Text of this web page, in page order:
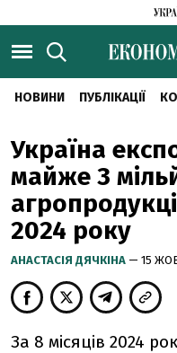
НОВИНИ ПУБЛІКАЦІЇ
Україна
майже 3
2024 року
АНАСТАСІЯ ДЯЧКІНА — 15
За 8 місяців 2024